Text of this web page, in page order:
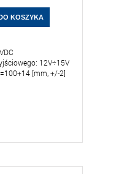
12V÷15V
[mm, +/-2]